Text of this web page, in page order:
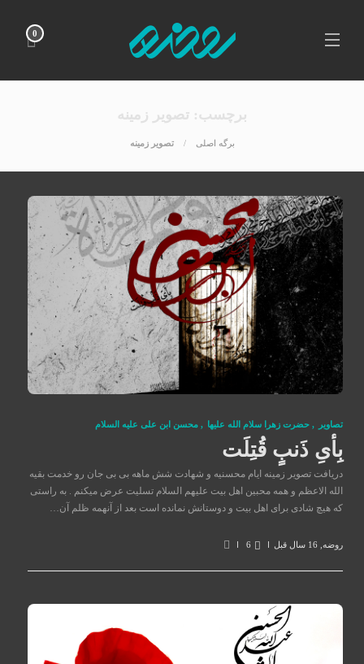
0
برچسب: تصویر زمینه
برگه اصلی تصویر زمینه
تصاوير , حضرت زهرا سلام الله علیها , محسن ابن علی علیه السلام
بِأیِ ذَنبٍ قُتِلَت
دریافت تصویر زمینه ایام محسنیه و شهادت شش ماهه بی بی جان رو خدمت بقیه
الله الاعظم و همه محبین اهل بیت علیهم السلام تسلیت عرض میکنم . به راستی
که هیچ شادی برای اهل بیت و دوستانش نمانده است بعد از آنهمه ظلم آن…
روضه, 16 سال قبل 6